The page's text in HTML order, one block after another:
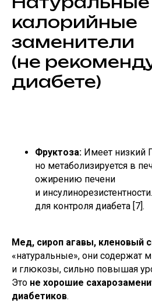
калорийные
заменители
(не
диабете)
Фруктоза: Имеет низкий
но метаболизируется в
ожирению печени
и инсулинорезистентности.
для контроля диабета [7].
Мед, сироп агавы, кленовый
«натуральные», они содержат
и глюкозы, сильно повышая
Это не хорошие
диабетиков.